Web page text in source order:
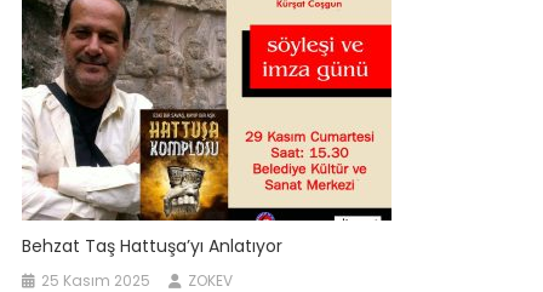
Behzat Taş Hattuşa’yı Anlatıyor
25 Kasım 2025 ZOKEV